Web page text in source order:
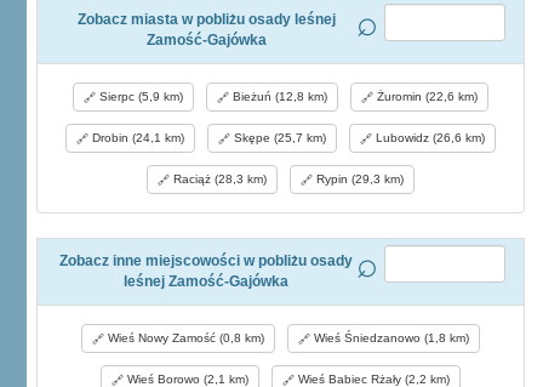
Zobacz miasta w pobliżu osady leśnej
Zamość-Gajówka
Sierpc (5,9 km) Bieżuń (12,8 km) Żuromin (22,6 km)
Drobin (24,1 km) Skępe (25,7 km) Lubowidz (26,6 km)
Raciąż (28,3 km) Rypin (29,3 km)
Zobacz inne miejscowości w pobliżu osady
leśnej Zamość-Gajówka
Wieś Nowy Zamość (0,8 km) Wieś Śniedzanowo (1,8 km)
Wieś Borowo (2,1 km) Wieś Babiec Rżały (2,2 km)